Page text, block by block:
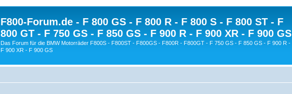
F800-Forum.de - F 800 GS - F 800 R - F 800 S - F 800 ST - F
800 GT - F 750 GS - F 850 GS - F 900 R - F 900 XR - F 900 GS
Das Forum für die BMW Motorräder F800S - F800ST - F800GS - F800R - F800GT - F 750 GS - F 850 GS - F 900 R -
F 900 XR - F 900 GS